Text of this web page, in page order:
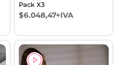
Pack X3
$6.048,47+IVA